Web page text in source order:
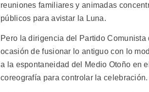
reuniones familiares y animadas
públicos para avistar la Luna.
Pero la dirigencia del Partido
ocasión de fusionar lo antiguo con lo
a la espontaneidad del Medio Otoño en
coreografía para controlar la celebración.